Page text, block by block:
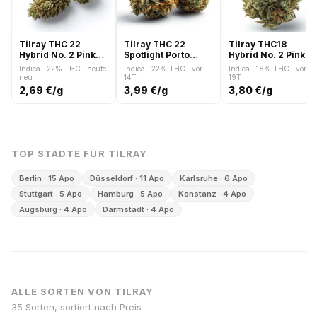
Tilray THC 22
Hybrid No. 2 Pink
Kush
Indica · 22% THC · heute
neu
2,69 €/g
Tilray THC 22
Spotlight Porto
Purps
Indica · 22% THC · vor
14T
3,99 €/g
Tilray THC18
Hybrid No. 2 Pink
Kush
Indica · 18% THC · vor
19T
3,80 €/g
TOP STÄDTE FÜR TILRAY
Berlin · 15 Apo Düsseldorf · 11 Apo
Karlsruhe · 6 Apo
Stuttgart · 5 Apo
Hamburg · 5 Apo
Konstanz · 4 Apo
Augsburg · 4 Apo
Darmstadt · 4 Apo
ALLE SORTEN VON TILRAY
35 Sorten, sortiert nach Preis